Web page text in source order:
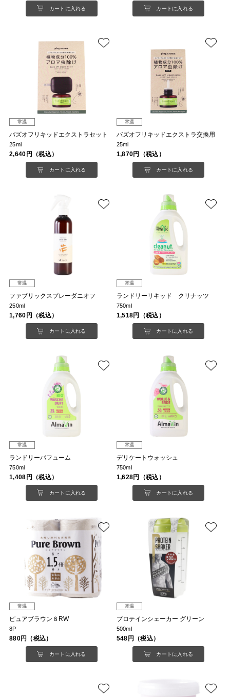
カートに入れる カートに入れる
常温
バズオフリキッドエクストラセット
25ml
2,640円（税込）
カートに入れる
常温
バズオフリキッドエクストラ交換用
25ml
1,870円（税込）
カートに入れる
常温
ファブリックスプレーダニオフ
250ml
1,760円（税込）
カートに入れる
常温
ランドリーリキッド クリナッツ
750ml
1,518円（税込）
カートに入れる
常温
ランドリーパフューム
750ml
1,408円（税込）
カートに入れる
常温
デリケートウォッシュ
750ml
1,628円（税込）
カートに入れる
常温
ピュアブラウン８RW
8P
880円（税込）
カートに入れる
常温
プロテインシェーカー グリーン
500ml
548円（税込）
カートに入れる